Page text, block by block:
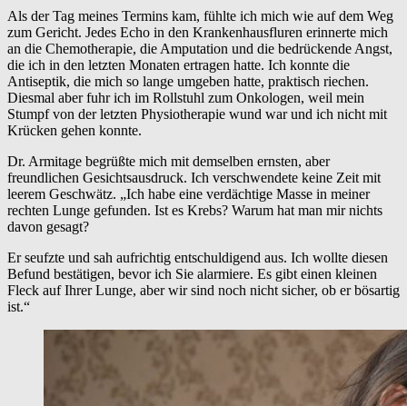
Als der Tag meines Termins kam, fühlte ich mich wie auf dem Weg
zum Gericht. Jedes Echo in den Krankenhausfluren erinnerte mich
an die Chemotherapie, die Amputation und die bedrückende Angst,
die ich in den letzten Monaten ertragen hatte. Ich konnte die
Antiseptik, die mich so lange umgeben hatte, praktisch riechen.
Diesmal aber fuhr ich im Rollstuhl zum Onkologen, weil mein
Stumpf von der letzten Physiotherapie wund war und ich nicht mit
Krücken gehen konnte.
Dr. Armitage begrüßte mich mit demselben ernsten, aber
freundlichen Gesichtsausdruck. Ich verschwendete keine Zeit mit
leerem Geschwätz. „Ich habe eine verdächtige Masse in meiner
rechten Lunge gefunden. Ist es Krebs? Warum hat man mir nichts
davon gesagt?
Er seufzte und sah aufrichtig entschuldigend aus. Ich wollte diesen
Befund bestätigen, bevor ich Sie alarmiere. Es gibt einen kleinen
Fleck auf Ihrer Lunge, aber wir sind noch nicht sicher, ob er bösartig
ist.“